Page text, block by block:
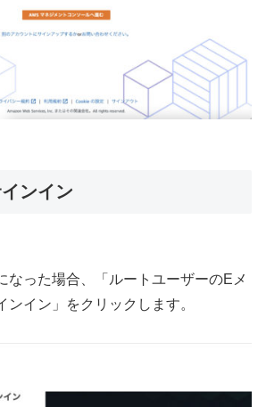
ンイン
なった場合、「ルートユーザーのEメ
ンイン」をクリックします。